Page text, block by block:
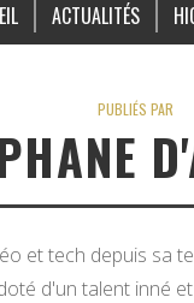
ACTUALITÉS
PUBLIÉS PAR
et tech depuis sa
d'un talent inné